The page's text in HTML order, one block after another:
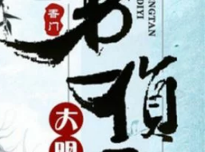
運動休閒 親子玩具
化妝保養 情趣用品